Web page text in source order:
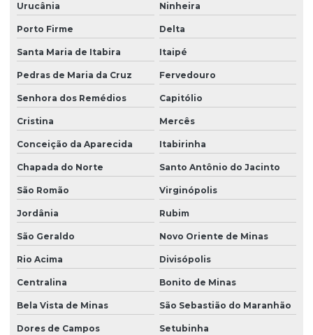
Urucânia Ninheira
Porto Firme Delta
Santa Maria de Itabira Itaipé
Pedras de Maria da Cruz Fervedouro
Senhora dos Remédios Capitólio
Cristina Mercês
Conceição da Aparecida Itabirinha
Chapada do Norte Santo Antônio do Jacinto
São Romão Virginópolis
Jordânia Rubim
São Geraldo Novo Oriente de Minas
Rio Acima Divisópolis
Centralina Bonito de Minas
Bela Vista de Minas São Sebastião do Maranhão
Dores de Campos Setubinha